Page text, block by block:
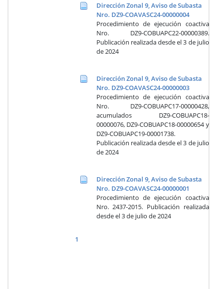
Dirección Zonal 9, Aviso de Subasta
Nro. DZ9-COAVASC24-00000004
Procedimiento de ejecución coactiva
Nro. DZ9-COBUAPC22-00000389.
Publicación realizada desde el 3 de julio
de 2024
Dirección Zonal 9, Aviso de Subasta
Nro. DZ9-COAVASC24-00000003
Procedimiento de ejecución coactiva
Nro. DZ9-COBUAPC17-00000428,
acumulados DZ9-COBUAPC18-
00000076, DZ9-COBUAPC18-00000654 y
DZ9-COBUAPC19-00001738.
Publicación realizada desde el 3 de julio
de 2024
Dirección Zonal 9, Aviso de Subasta
Nro. DZ9-COAVASC24-00000001
Procedimiento de ejecución coactiva
Nro. 2437-2015. Publicación realizada
desde el 3 de julio de 2024
1